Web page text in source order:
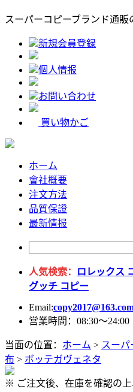
スーパーコピーブランド通販
新規会員登録
個人情报
お問い合わせ
買い物かご
ホーム
會社概要
注文方法
品質保證
最新情报
人気検索： ロレックス
グッチ コピー
Email:
営業時間：08:30～24:00
当面の位置： ホーム > スー
布 > ボッテガヴェネタ
※ ご注文後、在庫を確認の